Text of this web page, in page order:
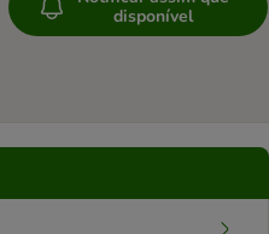
disponível